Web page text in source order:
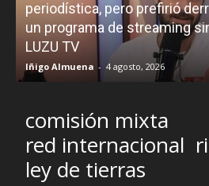
periodística, pero prefirió
un programa de streaming
LUZU TV
Iñigo Almuena - 4 agosto, 2026
comisión mixta
red internacional
ley de tierras